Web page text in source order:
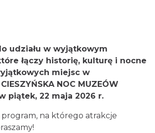
2026-08-16
udziału w wyjątkowym
łączy historię, kulturę i nocne
miejsc w
NOC MUZEÓW
piątek, 22 maja 2026 r.
na którego atrakcje